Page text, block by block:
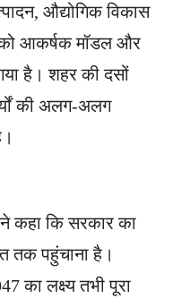
औद्योगिक विकास
आकर्षक मॉडल और
है। शहर की दसों
की अलग-अलग
कहा कि सरकार का
तक पहुंचाना है।
का लक्ष्य तभी पूरा